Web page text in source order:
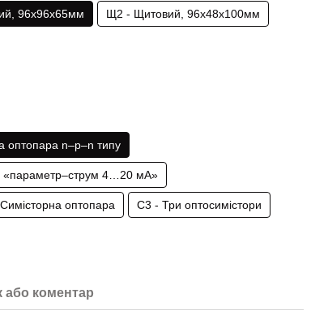
96х96х65мм Щ2 - Щитовий, 96х48х100мм
оптопара n–p–n типу
«параметр–струм 4…20 мА»
оптопара С3 - Три оптосимістори
або коментар